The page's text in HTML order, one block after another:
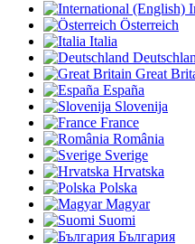
Österreich
Italia
Great
España
Slovenija
France
România
Sverige
Hrvatska
Polska
Magyar
Suomi
България